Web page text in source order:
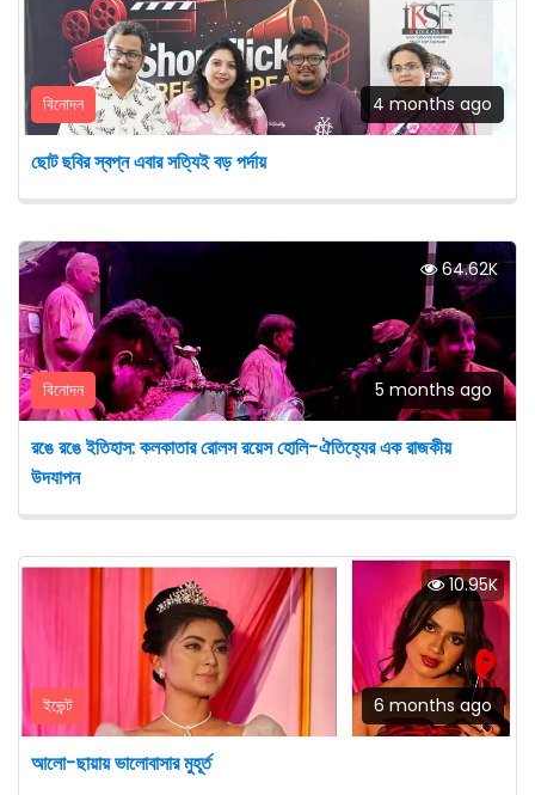
বিনোদন 4 months ago
ছোট ছবির স্বপ্ন এবার সত্যিই বড় পর্দায়
64.62K
বিনোদন 5 months ago
রঙে রঙে ইতিহাস: কলকাতার রোলস রয়েস হোলি-ঐতিহ্যের এক রাজকীয়
উদযাপন
10.95K
ইভেন্ট 6 months ago
আলো-ছায়ায় ভালোবাসার মুহূর্ত